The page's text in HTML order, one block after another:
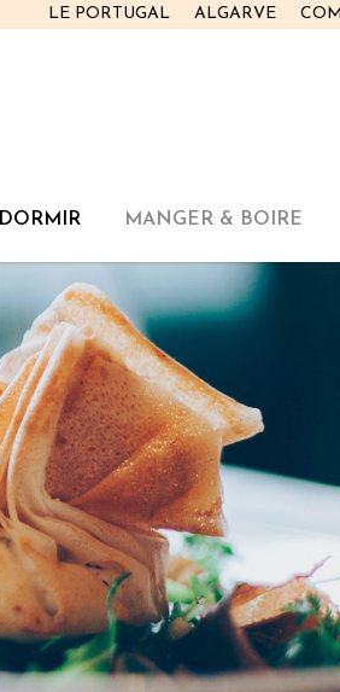
ALGARVE
LE PORTUGAL
DORMIR MANGER & BOIRE